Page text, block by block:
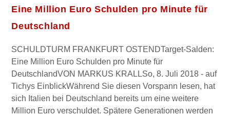
Eine Million Euro Schulden pro Minute für
Deutschland
SCHULDTURM FRANKFURT OSTENDTarget-Salden:
Eine Million Euro Schulden pro Minute für
DeutschlandVON MARKUS KRALLSo, 8. Juli 2018 - auf
Tichys EinblickWährend Sie diesen Vorspann lesen, hat
sich Italien bei Deutschland bereits um eine weitere
Million Euro verschuldet. Spätere Generationen werden